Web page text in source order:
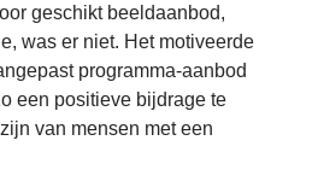
geschikt beeldaanbod,
was er niet. Het motiveerde
programma-aanbod
een positieve bijdrage te
van mensen met een